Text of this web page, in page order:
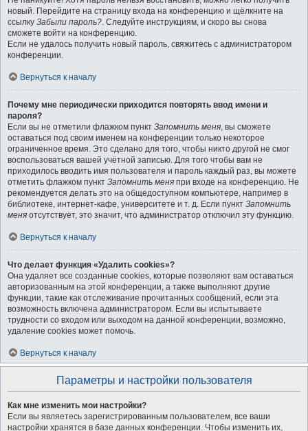
новый. Перейдите на страницу входа на конференцию и щёлкните на
ссылку Забыли пароль?. Следуйте инструкциям, и скоро вы снова
сможете войти на конференцию.
Если не удалось получить новый пароль, свяжитесь с администратором
конференции.
Вернуться к началу
Почему мне периодически приходится повторять ввод имени и
пароля?
Если вы не отметили флажком пункт Запомнить меня, вы сможете
оставаться под своим именем на конференции только некоторое
ограниченное время. Это сделано для того, чтобы никто другой не смог
воспользоваться вашей учётной записью. Для того чтобы вам не
приходилось вводить имя пользователя и пароль каждый раз, вы можете
отметить флажком пункт Запомнить меня при входе на конференцию. Не
рекомендуется делать это на общедоступном компьютере, например в
библиотеке, интернет-кафе, университете и т. д. Если пункт Запомнить
меня отсутствует, это значит, что администратор отключил эту функцию.
Вернуться к началу
Что делает функция «Удалить cookies»?
Она удаляет все созданные cookies, которые позволяют вам оставаться
авторизованным на этой конференции, а также выполняют другие
функции, такие как отслеживание прочитанных сообщений, если эта
возможность включена администратором. Если вы испытываете
трудности со входом или выходом на данной конференции, возможно,
удаление cookies может помочь.
Вернуться к началу
Параметры и настройки пользователя
Как мне изменить мои настройки?
Если вы являетесь зарегистрированным пользователем, все ваши
настройки хранятся в базе данных конференции. Чтобы изменить их,